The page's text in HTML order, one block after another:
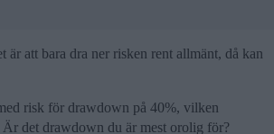
att bara dra ner risken rent allmänt, då kan
risk för drawdown på 40%, vilken
det drawdown du är mest orolig för?